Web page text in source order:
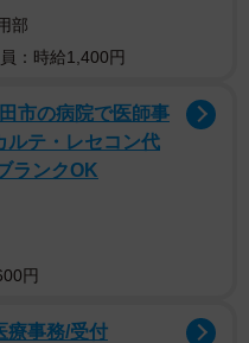
大学名誉教授）によって
に多く記録されているに
と名付けました。妖怪・
国文学や民俗学、文化人
、国際日本文化研究セン
妖怪学」がめざましく進
の歴史資料には「妖怪」
ず、「怪異」が頻出しま
部
：時給1,400円
市の病院で医師事
ルテ・レセコン代
ランクOK
円
療事務/受付